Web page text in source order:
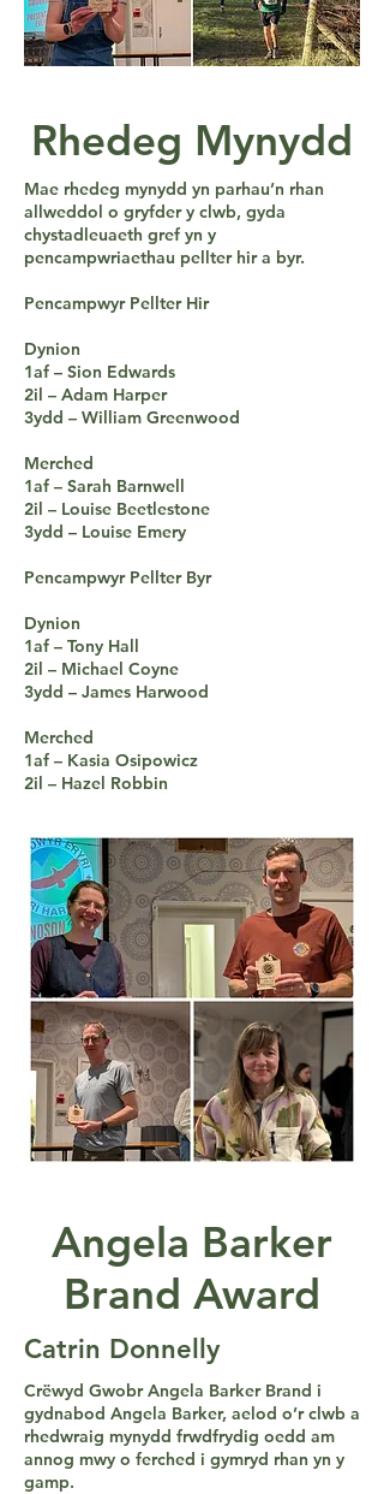
Rhedeg Mynydd
Mae rhedeg mynydd yn parhau’n rhan
allweddol o gryfder y clwb, gyda
chystadleuaeth gref yn y
pencampwriaethau pellter hir a byr.
Pencampwyr Pellter Hir
Dynion
1af – Sion Edwards
2il – Adam Harper
3ydd – William Greenwood
Merched
1af – Sarah Barnwell
2il – Louise Beetlestone
3ydd – Louise Emery
Pencampwyr Pellter Byr
Dynion
1af – Tony Hall
2il – Michael Coyne
3ydd – James Harwood
Merched
1af – Kasia Osipowicz
2il – Hazel Robbin
Angela Barker
Brand Award
Catrin Donnelly
Crëwyd Gwobr Angela Barker Brand i
gydnabod Angela Barker, aelod o’r clwb a
rhedwraig mynydd frwdfrydig oedd am
annog mwy o ferched i gymryd rhan yn y
gamp.